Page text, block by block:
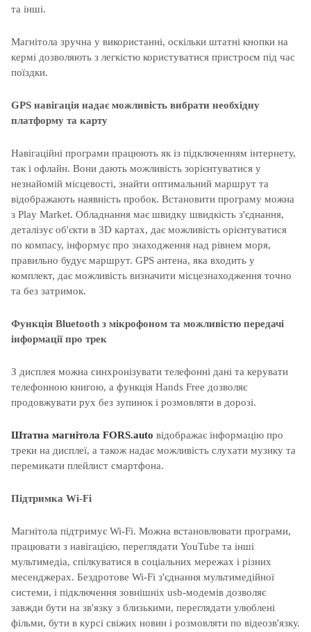
та інші.
Магнітола зручна у використанні, оскільки штатні кнопки на
кермі дозволяють з легкістю користуватися пристроєм під час
поїздки.
GPS навігація надає можливість вибрати необхідну
платформу та карту
Навігаційні програми працюють як із підключенням інтернету,
так і офлайн. Вони дають можливість зорієнтуватися у
незнайомій місцевості, знайти оптимальний маршрут та
відображають наявність пробок. Встановити програму можна
з Play Market. Обладнання має швидку швидкість з'єднання,
деталізує об'єкти в 3D картах, дає можливість орієнтуватися
по компасу, інформує про знаходження над рівнем моря,
правильно будує маршрут. GPS антена, яка входить у
комплект, дає можливість визначити місцезнаходження точно
та без затримок.
Функція Bluetooth з мікрофоном та можливістю передачі
інформації про трек
З дисплея можна синхронізувати телефонні дані та керувати
телефонною книгою, а функція Hands Free дозволяє
продовжувати рух без зупинок і розмовляти в дорозі.
Штатна магнітола FORS.auto відображає інформацію про
треки на дисплеї, а також надає можливість слухати музику та
перемикати плейлист смартфона.
Підтримка Wi-Fi
Магнітола підтримує Wi-Fi. Можна встановлювати програми,
працювати з навігацією, переглядати YouTube та інші
мультимедіа, спілкуватися в соціальних мережах і різних
месенджерах. Бездротове Wi-Fi з'єднання мультимедійної
системи, і підключення зовнішніх usb-модемів дозволяє
завжди бути на зв'язку з близькими, переглядати улюблені
фільми, бути в курсі свіжих новин і розмовляти по відеозв'язку.